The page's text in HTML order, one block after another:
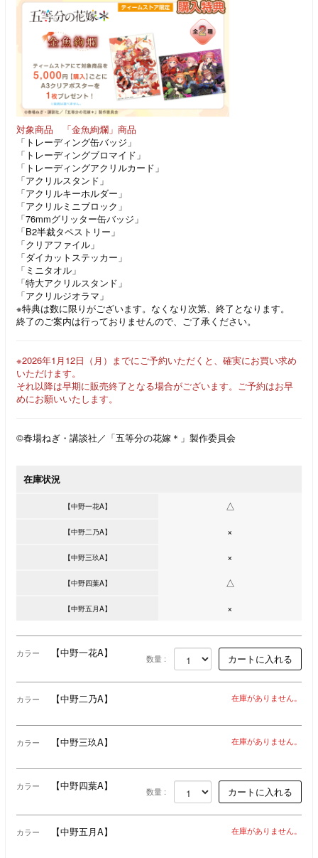
対象商品 「金魚絢爛」商品
「トレーディング缶バッジ」
「トレーディングブロマイド」
「トレーディングアクリルカード」
「アクリルスタンド」
「アクリルキーホルダー」
「アクリルミニブロック」
「76mmグリッター缶バッジ」
「B2半裁タペストリー」
「クリアファイル」
「ダイカットステッカー」
「ミニタオル」
「特大アクリルスタンド」
「アクリルジオラマ」
※特典は数に限りがございます。なくなり次第、終了となります。
終了のご案内は行っておりませんので、ご了承ください。
※2026年1月12日（月）までにご予約いただくと、確実にお買い求め
いただけます。
それ以降は早期に販売終了となる場合がございます。ご予約はお早
めにお願いいたします。
©春場ねぎ・講談社／「五等分の花嫁＊」製作委員会
在庫状況
【中野一花A】 △
【中野二乃A】 ×
【中野三玖A】 ×
【中野四葉A】 △
【中野五月A】 ×
カラー 【中野一花A】 数量 :
カラー 【中野二乃A】 在庫がありません。
カラー 【中野三玖A】 在庫がありません。
カラー 【中野四葉A】 数量 :
カラー 【中野五月A】 在庫がありません。